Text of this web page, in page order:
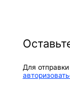
Для